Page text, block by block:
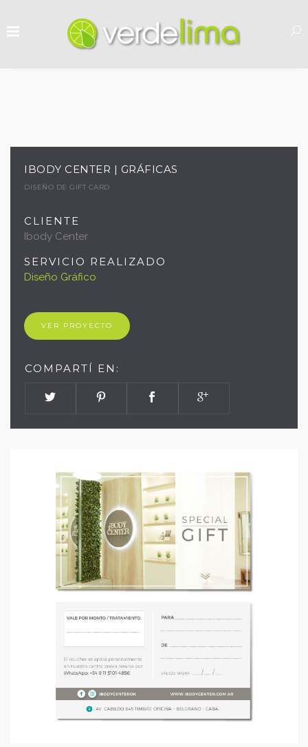
IBODY CENTER | GRÁFICAS
DISEÑO DE GIFT CARD
CLIENTE
Ibody Center
SERVICIO REALIZADO
Diseño Gráfico
VER PROYECTO
COMPARTÍ EN: